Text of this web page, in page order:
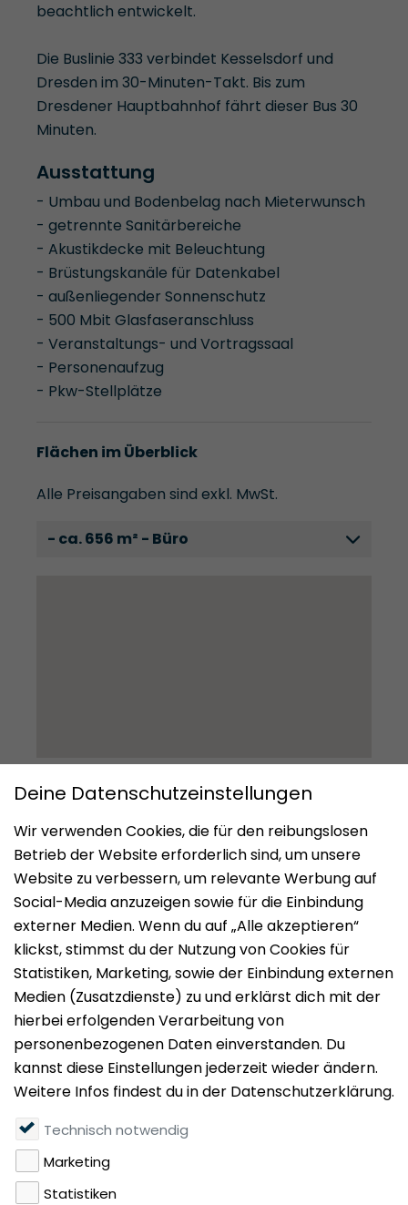
beachtlich entwickelt.
Die Buslinie 333 verbindet Kesselsdorf und
Dresden im 30-Minuten-Takt. Bis zum
Dresdener Hauptbahnhof fährt dieser Bus 30
Minuten.
Ausstattung
- Umbau und Bodenbelag nach Mieterwunsch
- getrennte Sanitärbereiche
- Akustikdecke mit Beleuchtung
- Brüstungskanäle für Datenkabel
- außenliegender Sonnenschutz
- 500 Mbit Glasfaseranschluss
- Veranstaltungs- und Vortragssaal
- Personenaufzug
- Pkw-Stellplätze
Flächen im Überblick
Alle Preisangaben sind exkl. MwSt.
- ca. 656 m² - Büro
Impressum
Datenschutz
Nutzungsbedingungen
Mieten
Vermieten
Über uns
Presse
Geldwäschegesetz